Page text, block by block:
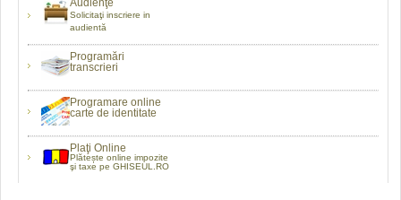
Audienţe
Solicitaţi inscriere in
audientă
Programări
transcrieri
Programare online
carte de identitate
Plaţi Online
Plătește online impozite
şi taxe pe GHISEUL.RO